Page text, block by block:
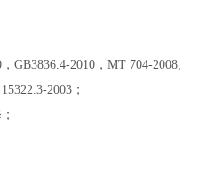
GB3836.4-2010，MT 704-2008,
2003；